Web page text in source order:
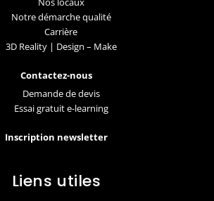
Notre démarche qualité
Carrière
3D Reality | Design – Make
Contactez-nous
Demande de devis
Essai gratuit e-learning
Inscription newsletter
Liens utiles